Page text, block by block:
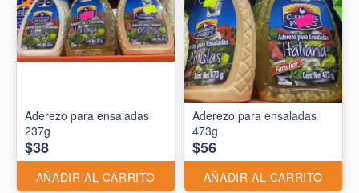
Aderezo para ensaladas
237g
$38
AÑADIR AL CARRITO
Aderezo para ensaladas
473g
$56
AÑADIR AL CARRITO